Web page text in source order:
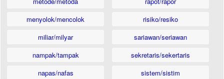
menyolok/mencolok
miliar/milyar
nampak/tampak
napas/nafas
risiko/resiko
sariawan/seriawan
sekretaris/sekertaris
sistem/sistim